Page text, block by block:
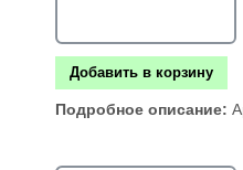
Добавить в корзину
Подробное описание: